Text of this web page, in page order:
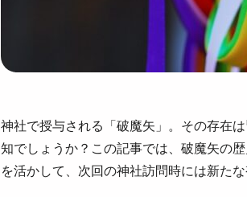
神社で授与される「破魔矢」。その存在
知でしょうか？この記事では、破魔矢の
を活かして、次回の神社訪問時には新た